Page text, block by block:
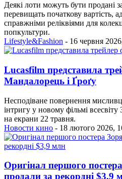
Деякі лоти можуть бути продані
перевищать початкову вартість,
справжніми реліквіями для
попкультури.
Lifestyle&Fashion - 16 червня
Lucasfilm представила
Мандалорець і Ґроґу
Несподіване повернення
інтригу у новому фільмі
на екрани 22 травня.
Новости кино - 18 лютого 2026,
Оригінал першого
продали за рекордні $3,9